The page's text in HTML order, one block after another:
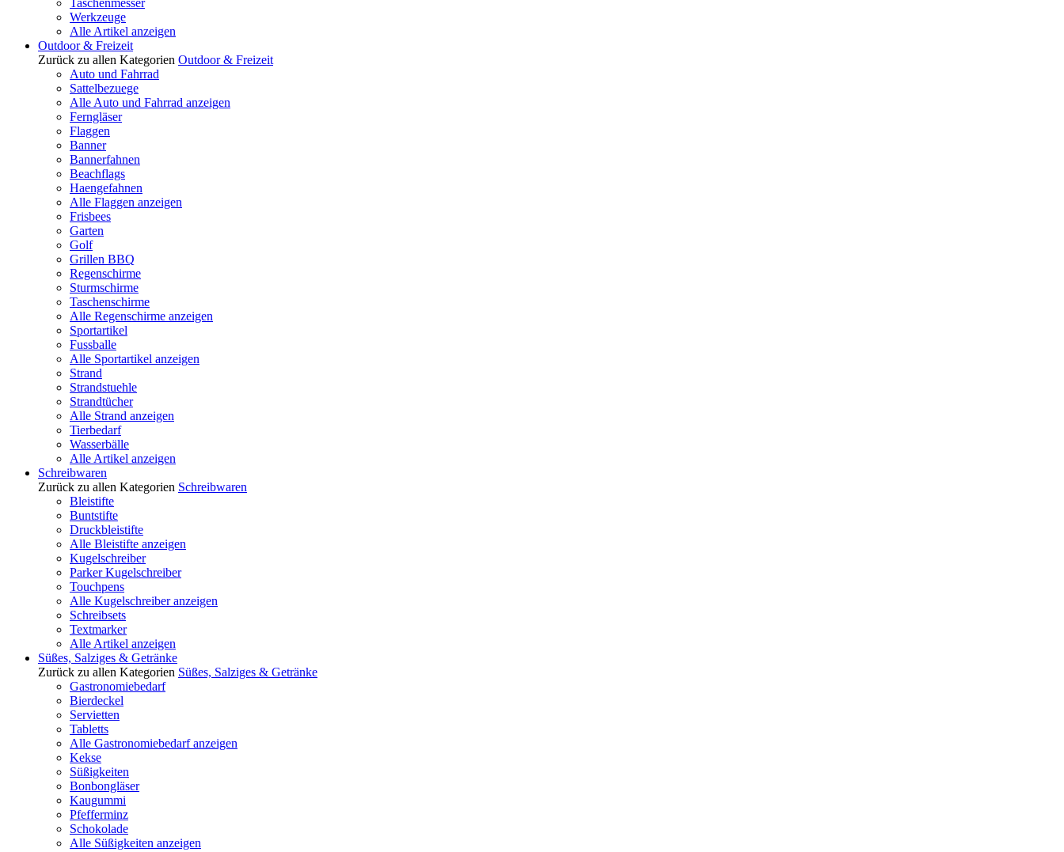
Taschenmesser
Werkzeuge
Alle Artikel anzeigen
Outdoor & Freizeit
Zurück zu allen Kategorien Outdoor & Freizeit
Auto und Fahrrad
Sattelbezuege
Alle Auto und Fahrrad anzeigen
Ferngläser
Flaggen
Banner
Bannerfahnen
Beachflags
Haengefahnen
Alle Flaggen anzeigen
Frisbees
Garten
Golf
Grillen BBQ
Regenschirme
Sturmschirme
Taschenschirme
Alle Regenschirme anzeigen
Sportartikel
Fussballe
Alle Sportartikel anzeigen
Strand
Strandstuehle
Strandtücher
Alle Strand anzeigen
Tierbedarf
Wasserbälle
Alle Artikel anzeigen
Schreibwaren
Zurück zu allen Kategorien Schreibwaren
Bleistifte
Buntstifte
Druckbleistifte
Alle Bleistifte anzeigen
Kugelschreiber
Parker Kugelschreiber
Touchpens
Alle Kugelschreiber anzeigen
Schreibsets
Textmarker
Alle Artikel anzeigen
Süßes, Salziges & Getränke
Zurück zu allen Kategorien Süßes, Salziges & Getränke
Gastronomiebedarf
Bierdeckel
Servietten
Tabletts
Alle Gastronomiebedarf anzeigen
Kekse
Süßigkeiten
Bonbongläser
Kaugummi
Pfefferminz
Schokolade
Alle Süßigkeiten anzeigen